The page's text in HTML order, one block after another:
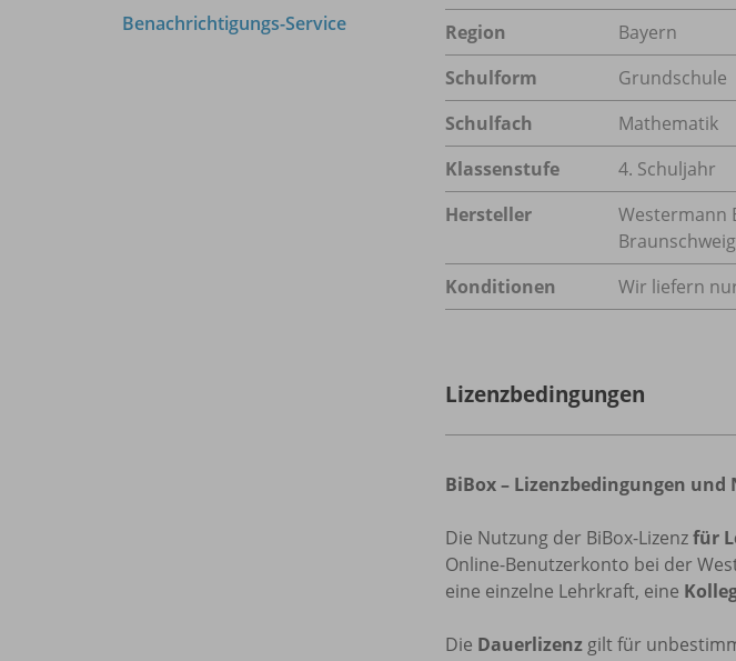
Benachrichtigungs-Service
Region
Bayern
Schulform
Grundschule
Schulfach
Mathematik
Klassenstufe
4. Schuljahr
Hersteller
Westermann
Konditionen
Wir liefern
Lizenzbedingungen
BiBox – Lizenzbedingungen
Die Nutzung der BiBox-Lizenzfür
Online-Benutzerkonto bei der
eine einzelne Lehrkraft, eine
Die Dauerlizenz gilt für